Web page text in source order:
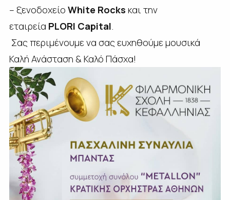
– ξενοδοχείο White Rocks και την
εταιρεία PLORI Capital
Σας περιμένουμε να σας ευχηθούμε μουσικά
Καλή Ανάσταση & Καλό Πάσχα!